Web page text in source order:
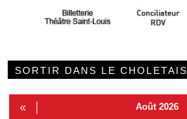
SORTIR DANS LE CHOLETAIS
« Août 2026